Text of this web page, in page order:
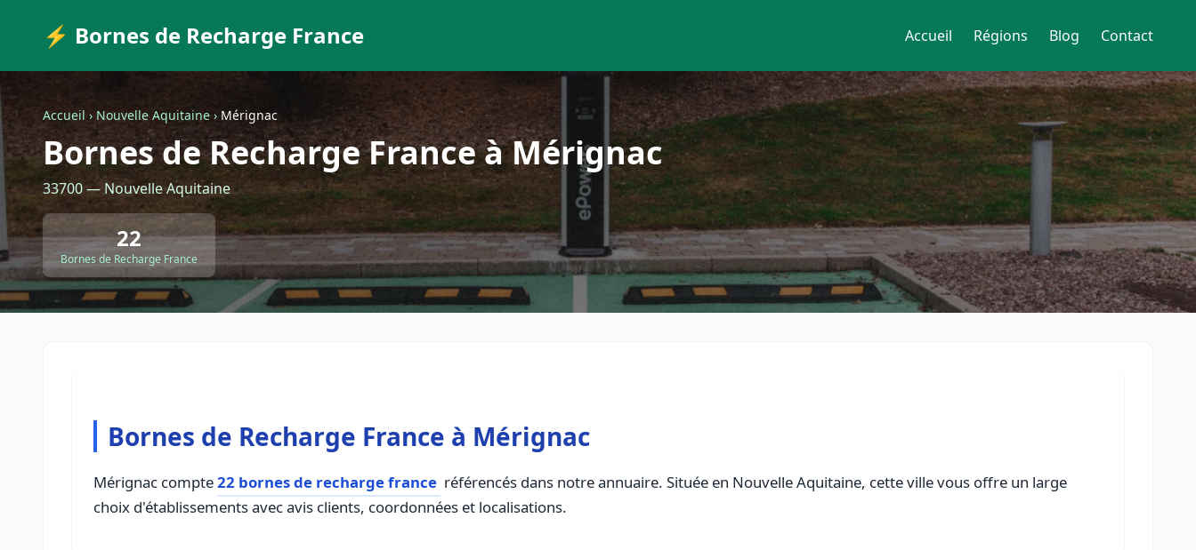
⚡ Bornes de Recharge France Accueil Régions Blog Contact
Accueil › Nouvelle Aquitaine › Mérignac
Bornes de Recharge France à Mérignac
33700 — Nouvelle Aquitaine
22
Bornes de Recharge France
Bornes de Recharge France à Mérignac
Mérignac compte22 bornes de recharge france référencés dans notre annuaire. Située en Nouvelle Aquitaine, cette ville vous offre un large
choix d'établissements avec avis clients, coordonnées et localisations.